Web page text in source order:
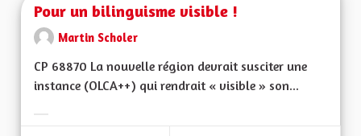
Pour un bilinguisme visible !
Martin Scholer
CP 68870 La nouvelle région devrait susciter une
instance (OLCA++) qui rendrait « visible » son...